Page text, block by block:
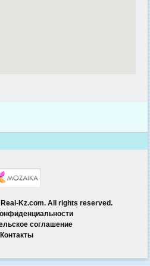
Kz.com. All rights reserved.
соглашение
Контакты